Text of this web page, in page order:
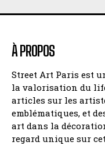
À PROPOS
Street Art Paris est
la valorisation du
articles sur les
emblématiques, et
art dans la
regard unique sur